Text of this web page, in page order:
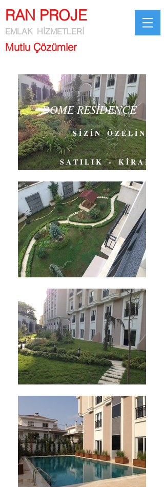
RAN PROJE
EMLAK HİZMETLERİ
Mutlu Çözümler
DOME RESİDENCE
S İ Z İ N Ö Z E L İ N İ Z
S A T I L I K - K İ R A L I K
1 + 1VE2+1DAİRLER